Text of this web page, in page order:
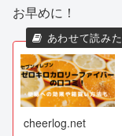
お早めに！
cheerlog.net